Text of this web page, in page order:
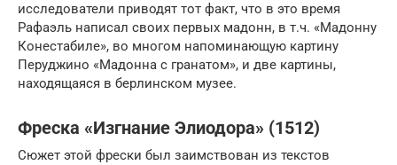
исследователи приводят тот факт, что в это время
Рафаэль написал своих первых мадонн, в т.ч. «Мадонну
Конестабиле», во многом напоминающую картину
Перуджино «Мадонна с гранатом», и две картины,
находящаяся в берлинском музее.
Фреска «Изгнание Элиодора» (1512)
Сюжет этой фрески был заимствован из текстов